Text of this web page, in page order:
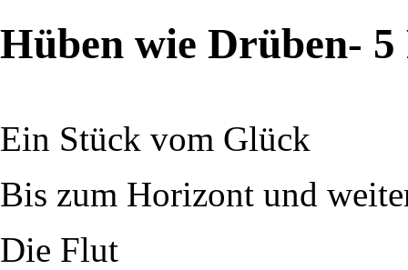
Hüben wie Drüben-
Ein Stück vom Glück
Bis zum Horizont und
Die Flut